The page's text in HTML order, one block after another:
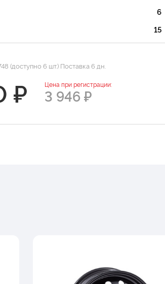
6
15
(доступно 6 шт.) Поставка 6 дн.
₽ Цена при регистрации:
3 946 ₽